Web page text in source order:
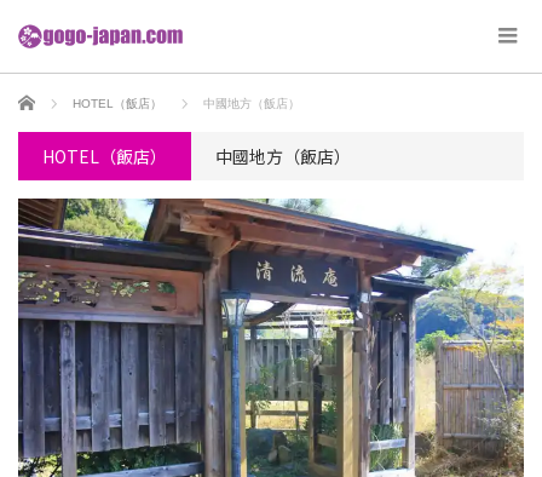
ホーム HOTEL（飯店） 中國地方（飯店）
HOTEL（飯店） 中國地方（飯店）